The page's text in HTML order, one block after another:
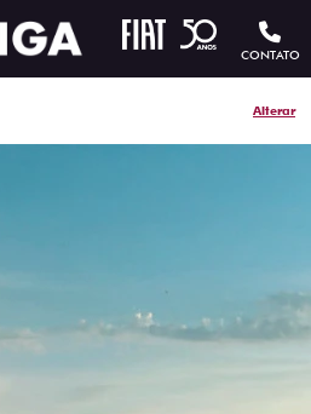
CONTATO
Alterar